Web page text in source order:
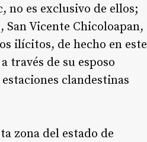
no es exclusivo de ellos;
Vicente Chicoloapan,
ilícitos, de hecho en este
través de su esposo
clandestinas
zona del estado de